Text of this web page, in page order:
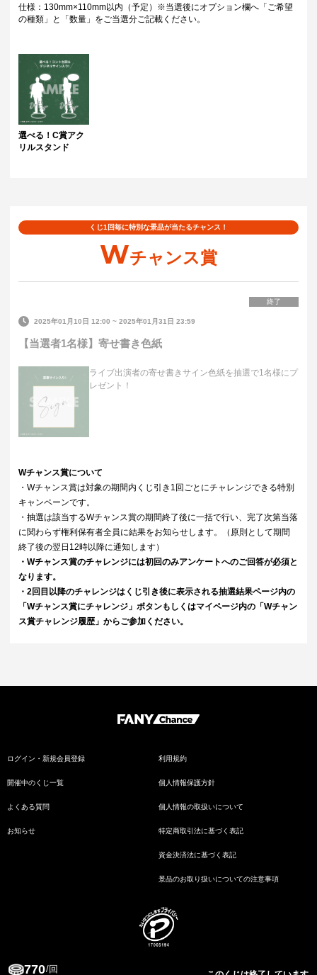
仕様：130mm×110mm以内（予定）※当選後にオプション欄へ「ご希望
の種類」と「数量」をご当選分ご記載ください。
選べる！C賞アク
リルスタンド
くじ1回毎に特別な景品が当たるチャンス！
Wチャンス賞
終了
2025年01月10日 12:00 ~2025年01月31日 23:59
【当選者1名様】寄せ書き色紙
ライブ出演者の寄せ書きサイン色紙を抽選で1名様にプ
レゼント！
Wチャンス賞について
・Wチャンス賞は対象の期間内くじ引き1回ごとにチャレンジできる特別
キャンペーンです。
・抽選は該当するWチャンス賞の期間終了後に一括で行い、完了次第当落
に関わらず権利保有者全員に結果をお知らせします。（原則として期間
終了後の翌日12時以降に通知します）
・Wチャンス賞のチャレンジには初回のみアンケートへのご回答が必須と
なります。
・2回目以降のチャレンジはくじ引き後に表示される抽選結果ページ内の
「Wチャンス賞にチャレンジ」ボタンもしくはマイページ内の「Wチャン
ス賞チャレンジ履歴」からご参加ください。
770/回
ログイン・新規会員登録
開催中のくじ一覧
よくある質問
お知らせ
利用規約
個人情報保護方針
個人情報の取扱いについて
特定商取引法に基づく表記
資金決済法に基づく表記
景品のお取り扱いについての注意事項